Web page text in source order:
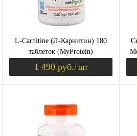
L-Carnitine (Л-Карнитин) 180
таблеток (MyProtein)
1 490 руб./ шт
Купить в 1 клик
Сравнение